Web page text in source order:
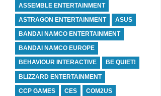
ASSEMBLE ENTERTAINMENT
ASTRAGON ENTERTAINMENT ASUS
BANDAI NAMCO ENTERTAINMENT
BANDAI NAMCO EUROPE
BEHAVIOUR INTERACTIVE BE QUIET!
BLIZZARD ENTERTAINMENT
CCP GAMES CES COM2US